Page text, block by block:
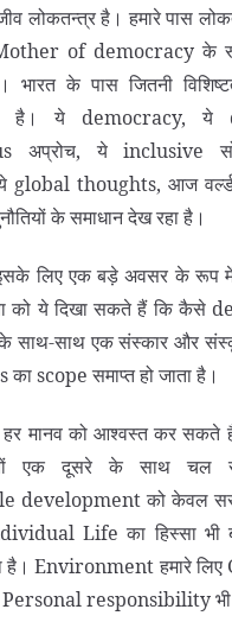
लोकतन्त्र है। हमारे पास
of democracy के
भारत के पास जितनी
भी है। ये democracy,
अप्रोच, ये inclusive
thoughts, आज वर्ल्ड
के समाधान देख रहा है।
लिए एक बड़े अवसर के रूप
को ये दिखा सकते हैं कि कैसे
साथ-साथ एक संस्कार और
scope समाप्त हो जाता है।
हर मानव को आश्वस्त कर सकते
एक दूसरे के साथ
development को केवल
Life का हिस्सा भी
है। Environment हमारे
responsibility भी